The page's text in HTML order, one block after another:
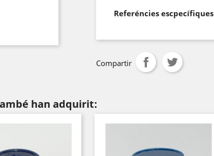
Referéncies escpecífiques
Compartir
han adquirit: